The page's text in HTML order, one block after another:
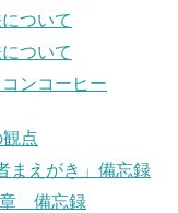
ついて
ついて
ンコーヒー
点
まえがき」備忘録
章 備忘録